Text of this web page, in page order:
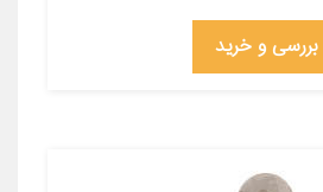
بررسی و خرید